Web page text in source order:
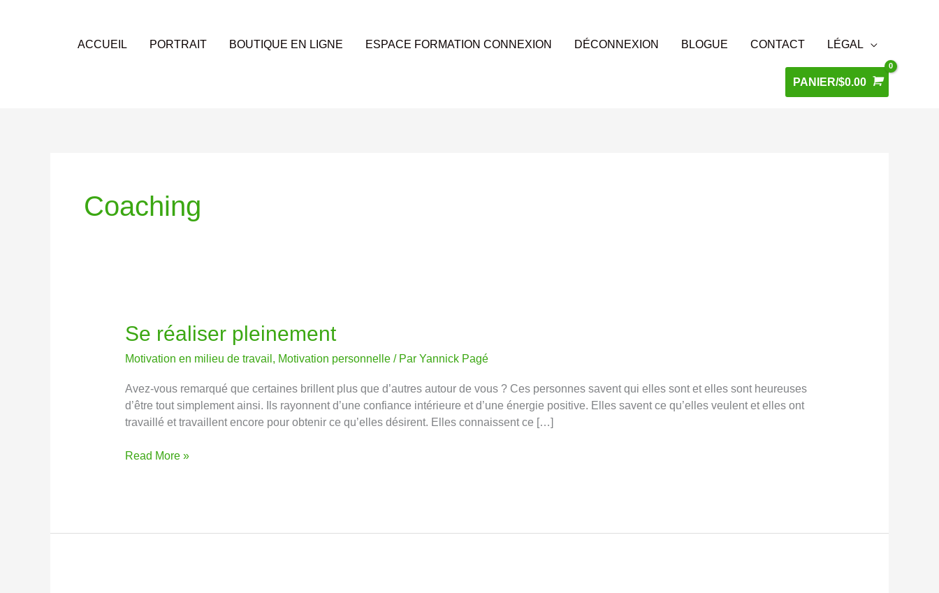
ACCUEIL PORTRAIT BOUTIQUE EN LIGNE ESPACE FORMATION CONNEXION DÉCONNEXION BLOGUE CONTACT LÉGAL
PANIER/$0.00
Coaching
Se réaliser pleinement
Motivation en milieu de travail , Motivation personnelle/ Par Yannick Pagé
Avez-vous remarqué que certaines brillent plus que d’autres autour de vous ? Ces personnes savent qui elles sont et elles sont heureuses
d’être tout simplement ainsi. Ils rayonnent d’une confiance intérieure et d’une énergie positive. Elles savent ce qu’elles veulent et elles ont
travaillé et travaillent encore pour obtenir ce qu’elles désirent. Elles connaissent ce […]
Se
pleinement
Read More »